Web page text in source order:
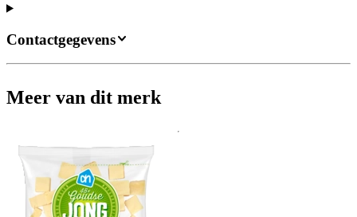
Contactgegevens
Meer van dit merk